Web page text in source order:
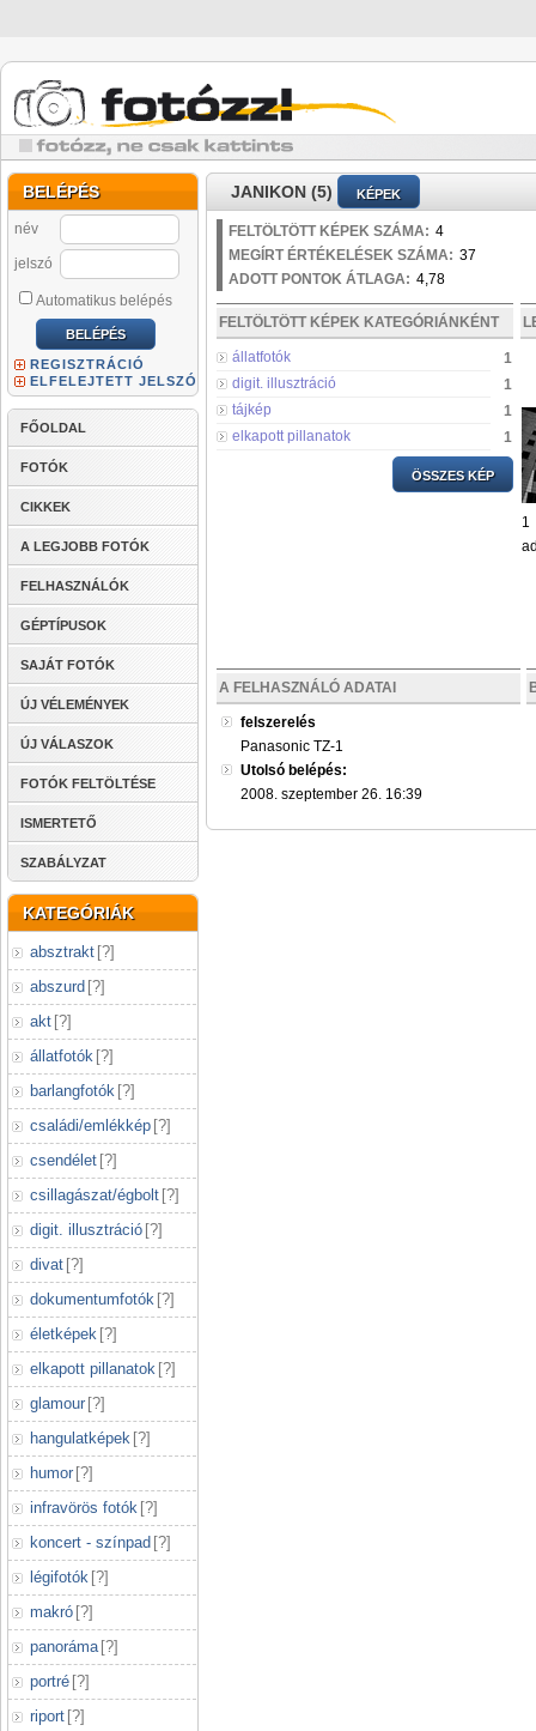
BELÉPÉS
név
jelszó
Automatikus belépés
REGISZTRÁCIÓ
ELFELEJTETT JELSZÓ
FŐOLDAL
FOTÓK
CIKKEK
A LEGJOBB FOTÓK
FELHASZNÁLÓK
GÉPTÍPUSOK
SAJÁT FOTÓK
ÚJ VÉLEMÉNYEK
ÚJ VÁLASZOK
FOTÓK FELTÖLTÉSE
ISMERTETŐ
SZABÁLYZAT
KATEGÓRIÁK
absztrakt [?]
abszurd [?]
akt [?]
állatfotók [?]
barlangfotók [?]
családi/emlékkép [?]
csendélet [?]
csillagászat/égbolt [?]
digit. illusztráció [?]
divat [?]
dokumentumfotók [?]
életképek [?]
elkapott pillanatok [?]
glamour [?]
hangulatképek [?]
humor [?]
infravörös fotók [?]
koncert - színpad [?]
légifotók [?]
makró [?]
panoráma [?]
portré [?]
riport [?]
JANIKON (5) KÉPEK
FELTÖLTÖTT KÉPEK SZÁMA: 4
MEGÍRT ÉRTÉKELÉSEK SZÁMA: 37
ADOTT PONTOK ÁTLAGA: 4,78
FELTÖLTÖTT KÉPEK KATEGÓRIÁNKÉNT
állatfotók
1
digit. illusztráció
1
tájkép
1
elkapott pillanatok
1
ÖSSZES KÉP
1
A FELHASZNÁLÓ ADATAI
felszerelés
Panasonic TZ-1
Utolsó belépés:
2008. szeptember 26. 16:39